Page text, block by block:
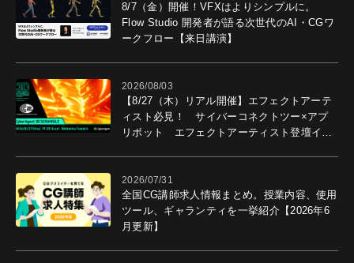
8/7（金）開催！VFXはよりシンプルに。
Flow Studio 開発者が語る次世代のAI・CGワ
ークフロー【来日講演】
2026/08/03
【8/27（木）リアル開催】エフェクトアーテ
ィスト必見！ サイバーコネクトツー×アプ
リボット エフェクトアーティスト登壇イベ
2026/07/31
全国CG講師求人情報まとめ。授業内容、使用
ツール、ギャランティを一挙紹介【2026年6
月更新】